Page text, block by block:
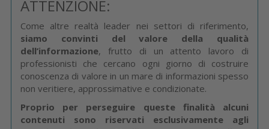
ATTENZIONE:
Come altre realtà leader nei settori di riferimento,
siamo convinti del valore della qualità
dell’informazione, frutto di un attento lavoro di
professionisti che cercano ogni giorno di costruire
conoscenza di valore in un mare di informazioni spesso
non veritiere, approssimative e condizionate.
Proprio per perseguire queste finalità alcuni
contenuti sono riservati esclusivamente agli